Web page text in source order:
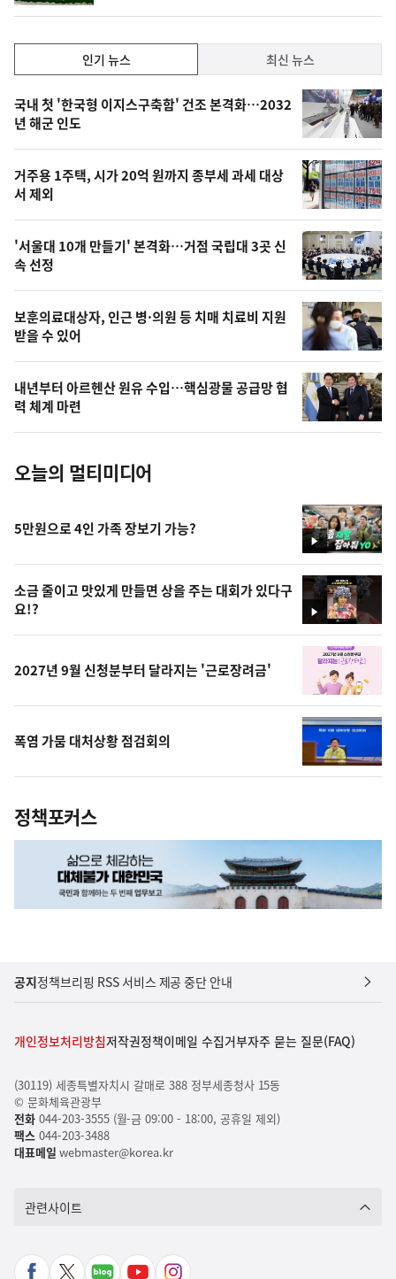
기,
최
신,
늘
의
영
상
오
늘
사
진
인기 뉴스 최신 뉴스
기
뉴
스
국내 첫 '한국형 이지스구축함' 건조 본격화…2032
년 해군 인도
거주용 1주택, 시가 20억 원까지 종부세 과세 대상
서 제외
'서울대 10개 만들기' 본격화…거점 국립대 3곳 신
속 선정
보훈의료대상자, 인근 병·의원 등 치매 치료비 지원
받을 수 있어
내년부터 아르헨산 원유 수입…핵심광물 공급망 협
력 체계 마련
오늘의 멀티미디어
영
상
5만원으로 4인 가족 장보기 가능?
영
상
소금 줄이고 맛있게 만들면 상을 주는 대회가 있다구
요!?
2027년 9월 신청분부터 달라지는 '근로장려금'
폭염 가뭄 대처상황 점검회의
정책포커스
공지정책브리핑 RSS 서비스 제공 중단 안내
개인정보처리방침저작권정책이메일 수집거부자주 묻는 질문(FAQ)
(30119) 세종특별자치시 갈매로 388 정부세종청사 15동
© 문화체육관광부
전화044-203-3555 (월-금 09:00 - 18:00, 공휴일 제외)
팩스044-203-3488
대표메일 webmaster@korea.kr
관련사이트